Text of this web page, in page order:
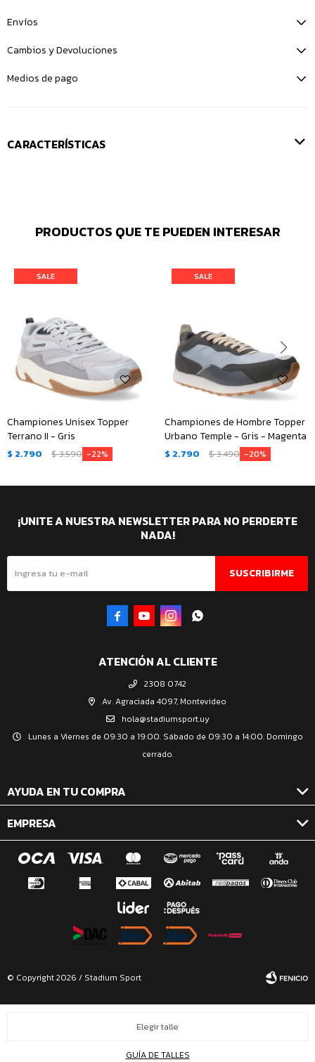
Elegir talle
GUÍA DE TALLES
Envíos
Cambios y Devoluciones
Medios de pago
CARACTERÍSTICAS
PRODUCTOS QUE TE PUEDEN INTERESAR
Championes Unisex Topper
Terrano II - Gris
$ 2.790 $3.590 22
Championes de Hombre Topper
Urbano Temple - Gris - Magenta
$ 2.790 $3.490 20
ATENCIÓN AL CLIENTE
2308 0742
Av. Agraciada 4097, Montevideo
hola@stadiumsport.uy
Lunes a Viernes de 09:30 a 19:00. Sábado de 09:30 a 14:00. Domingo
cerrado.
AYUDA EN TU COMPRA
EMPRESA
¡UNITE A NUESTRA NEWSLETTER PARA NO PERDERTE
NADA!
SUSCRIBIRME
   
© Copyright 2026 / Stadium Sport